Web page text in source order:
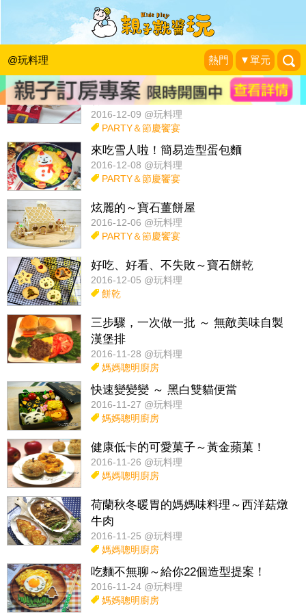
@玩料理 熱門 ▼單元
話題： 簡單料理教室 造型甜點DIY 春季料理
聖誕老人來了！穿腰帶的茄汁義大利麵
杯
2016-12-09 @玩料理
PARTY＆節慶饗宴
來吃雪人啦！簡易造型蛋包麵
2016-12-08 @玩料理
PARTY＆節慶饗宴
炫麗的～寶石薑餅屋
2016-12-06 @玩料理
PARTY＆節慶饗宴
好吃、好看、不失敗～寶石餅乾
2016-12-05 @玩料理
餅乾
三步驟，一次做一批 ～ 無敵美味自製
漢堡排
2016-11-28 @玩料理
媽媽聰明廚房
快速變變變 ～ 黑白雙貓便當
2016-11-27 @玩料理
媽媽聰明廚房
健康低卡的可愛菓子～黃金蘋菓！
2016-11-26 @玩料理
媽媽聰明廚房
荷蘭秋冬暖胃的媽媽味料理～西洋菇燉
牛肉
2016-11-25 @玩料理
媽媽聰明廚房
吃麵不無聊～給你22個造型提案！
2016-11-24 @玩料理
媽媽聰明廚房